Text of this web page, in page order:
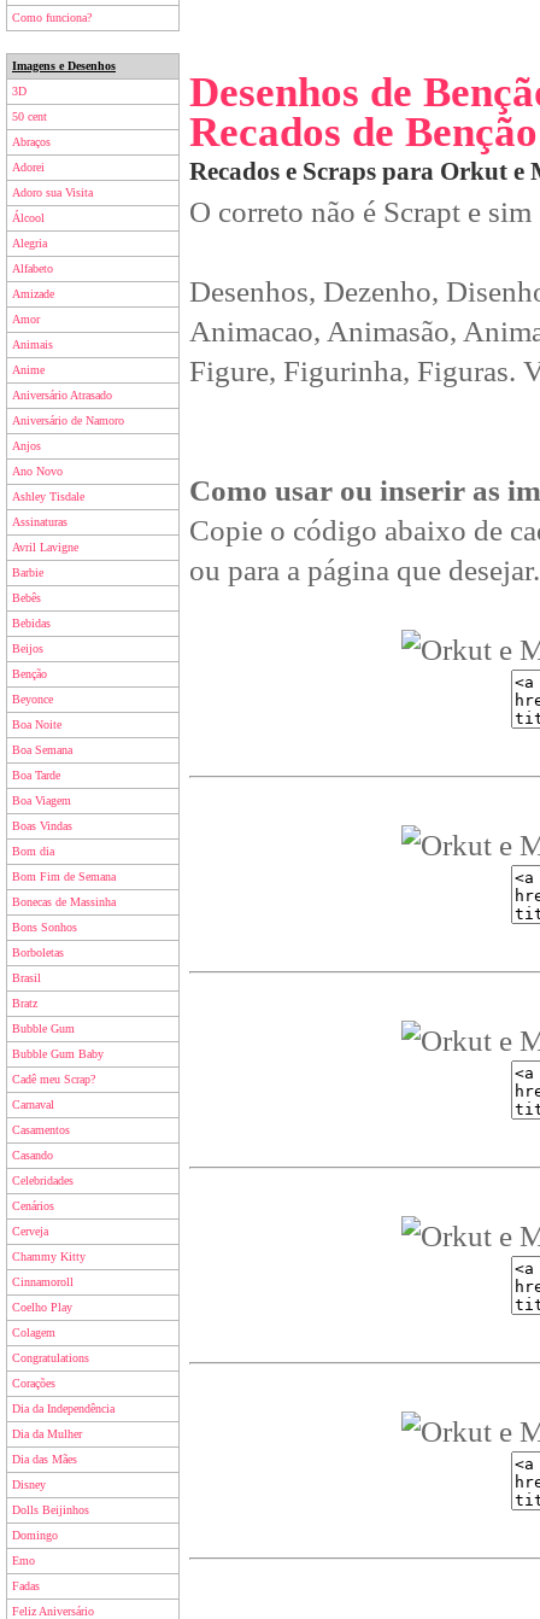
Como funciona?
Imagens e Desenhos
3D
50 cent
Abraços
Adorei
Adoro sua Visita
Álcool
Alegria
Alfabeto
Amizade
Amor
Animais
Anime
Aniversário Atrasado
Aniversário de Namoro
Anjos
Ano Novo
Ashley Tisdale
Assinaturas
Avril Lavigne
Barbie
Bebês
Bebidas
Beijos
Benção
Beyonce
Boa Noite
Boa Semana
Boa Tarde
Boa Viagem
Boas Vindas
Bom dia
Bom Fim de Semana
Bonecas de Massinha
Bons Sonhos
Borboletas
Brasil
Bratz
Bubble Gum
Bubble Gum Baby
Cadê meu Scrap?
Carnaval
Casamentos
Casando
Celebridades
Cenários
Cerveja
Chammy Kitty
Cinnamoroll
Coelho Play
Colagem
Congratulations
Corações
Dia da Independência
Dia da Mulher
Dia das Mães
Disney
Dolls Beijinhos
Domingo
Emo
Fadas
Feliz Aniversário
Desenhos de
Recados de Benção
Recados e Scraps para Orkut e
O correto não é Scrapt e
Desenhos, Dezenho,
Animacao, Animasão,
Figure, Figurinha, Figuras.
Como usar ou inserir as
Copie o código abaixo de
ou para a página que desejar.